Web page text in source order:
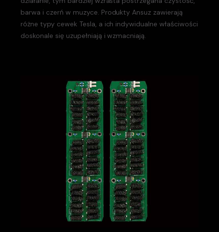
barwa i czerń w muzyce. Produkty Ansuz zawierają
różne typy cewek Tesla, a ich indywidualne właściwości
doskonale się uzupełniają i wzmacniają.